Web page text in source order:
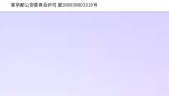
東京都公安委員会許可 第308939803310号